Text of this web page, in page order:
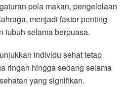
pola makan, pengelolaan
menjadi faktor penting
tubuh selama berpuasa.
individu sehat tetap
ringan hingga sedang selama
yang signifikan.